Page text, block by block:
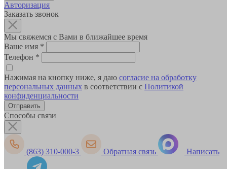
Авторизация
Заказать звонок
Мы свяжемся с Вами в ближайшее время
Ваше имя *
Телефон *
Нажимая на кнопку ниже, я даю согласие на обработку
персональных данных в соответствии с Политикой
конфиденциальности
Способы связи
(863) 310-000-3 Обратная связь Написать